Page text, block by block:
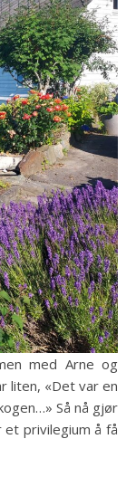
med Arne og
liten, «Det var en
Så nå gjør
privilegium å få